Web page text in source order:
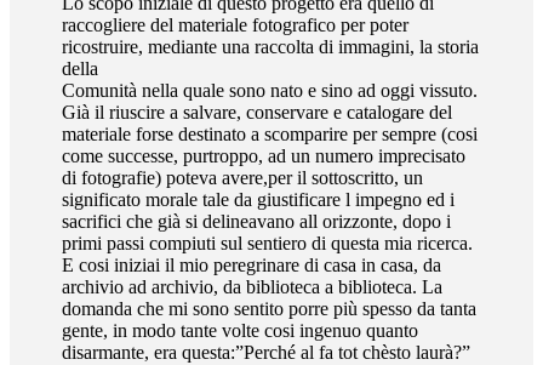
raccogliere del materiale fotografico per poter
ricostruire, mediante una raccolta di immagini, la storia
della
Comunità nella quale sono nato e sino ad oggi vissuto.
Già il riuscire a salvare, conservare e catalogare del
materiale forse destinato a scomparire per sempre (cosi
come successe, purtroppo, ad un numero imprecisato
di fotografie) poteva avere,per il sottoscritto, un
significato morale tale da giustificare l impegno ed i
sacrifici che già si delineavano all orizzonte, dopo i
primi passi compiuti sul sentiero di questa mia ricerca.
E cosi iniziai il mio peregrinare di casa in casa, da
archivio ad archivio, da biblioteca a biblioteca. La
domanda che mi sono sentito porre più spesso da tanta
gente, in modo tante volte cosi ingenuo quanto
disarmante, era questa:”Perché al fa tot chèsto laurà?”